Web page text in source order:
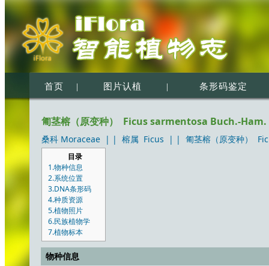
首页 | 图片认植 | 条形码鉴定
匍茎榕（原变种） Ficus sarmentosa Buch.-
桑科 Moraceae | | 榕属 Ficus | | 匍茎榕（原变种）
目录
1.物种信息
2.系统位置
3.DNA条形码
4.种质资源
5.植物照片
6.民族植物学
7.植物标本
物种信息